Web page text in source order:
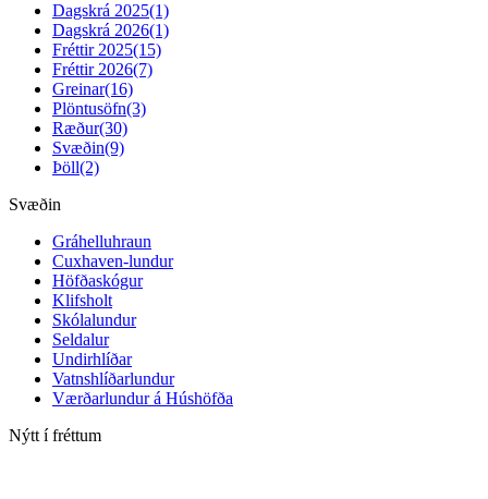
Dagskrá 2025(1)
Dagskrá 2026(1)
Fréttir 2025(15)
Fréttir 2026(7)
Greinar(16)
Plöntusöfn(3)
Ræður(30)
Svæðin(9)
Þöll(2)
Svæðin
Gráhelluhraun
Cuxhaven-lundur
Höfðaskógur
Klifsholt
Skólalundur
Seldalur
Undirhlíðar
Vatnshlíðarlundur
Værðarlundur á Húshöfða
Nýtt í fréttum